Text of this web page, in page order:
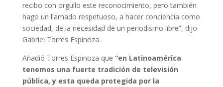
recibo con orgullo este reconocimiento, pero también
hago un llamado respetuoso, a hacer conciencia como
sociedad, de la necesidad de un periodismo libre”, dijo
Gabriel Torres Espinoza.
Añadió Torres Espinoza que “en Latinoamérica
tenemos una fuerte tradición de televisión
pública, y esta queda protegida por la